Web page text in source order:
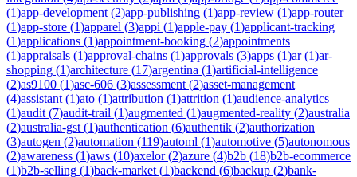
(1)app-development (2)app-publishing (1)app-review (1)app-router
(1)app-store (1)apparel (3)appi (1)apple-pay (1)applicant-tracking
(1)applications (1)appointment-booking (2)appointments
(1)appraisals (1)approval-chains (1)approvals (3)apps (1)ar(1)ar-
shopping (1)architecture (17)argentina (1)artificial-intelligence
(2)as9100 (1)asc-606 (3)assessment (2)asset-management
(4)assistant (1)ato (1)attribution (1)attrition (1)audience-analytics
(1)audit (7)audit-trail (1)augmented (1)augmented-reality (2)australia
(2)australia-gst (1)authentication (6)authentik (2)authorization
(3)autogen (2)automation (119)automl (1)automotive (5)autonomous
(2)awareness (1)aws (10)axelor(2)azure (4)b2b (18)b2b-ecommerce
(1)b2b-selling (1)back-market (1)backend (6)backup (2)bank-